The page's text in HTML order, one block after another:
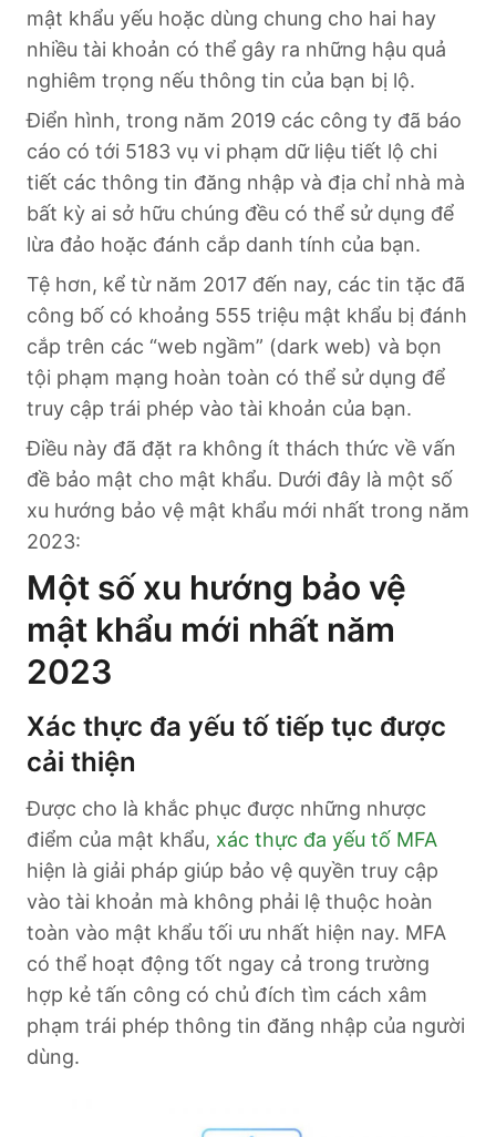
mật khẩu yếu hoặc dùng chung cho hai hay
nhiều tài khoản có thể gây ra những hậu quả
nghiêm trọng nếu thông tin của bạn bị lộ.
Điển hình, trong năm 2019 các công ty đã báo
cáo có tới 5183 vụ vi phạm dữ liệu tiết lộ chi
tiết các thông tin đăng nhập và địa chỉ nhà mà
bất kỳ ai sở hữu chúng đều có thể sử dụng để
lừa đảo hoặc đánh cắp danh tính của bạn.
Tệ hơn, kể từ năm 2017 đến nay, các tin tặc đã
công bố có khoảng 555 triệu mật khẩu bị đánh
cắp trên các “web ngầm” (dark web) và bọn
tội phạm mạng hoàn toàn có thể sử dụng để
truy cập trái phép vào tài khoản của bạn.
Điều này đã đặt ra không ít thách thức về vấn
đề bảo mật cho mật khẩu. Dưới đây là một số
xu hướng bảo vệ mật khẩu mới nhất trong năm
2023:
Một số xu hướng bảo vệ
mật khẩu mới nhất năm
2023
Xác thực đa yếu tố tiếp tục được
cải thiện
Được cho là khắc phục được những nhược
điểm của mật khẩu, xác thực đa yếu tố MFA
hiện là giải pháp giúp bảo vệ quyền truy cập
vào tài khoản mà không phải lệ thuộc hoàn
toàn vào mật khẩu tối ưu nhất hiện nay. MFA
có thể hoạt động tốt ngay cả trong trường
hợp kẻ tấn công có chủ đích tìm cách xâm
phạm trái phép thông tin đăng nhập của người
dùng.